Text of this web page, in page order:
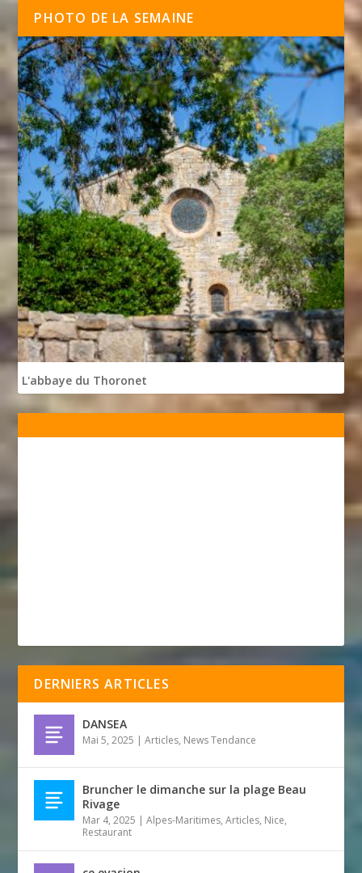
PHOTO DE LA SEMAINE
L'abbaye du Thoronet
DERNIERS ARTICLES
DANSEA
Mai 5, 2025 |Articles, News Tendance
Bruncher le dimanche sur la plage Beau
Rivage
Mar 4, 2025 |Alpes-Maritimes,Articles, Nice,
Restaurant